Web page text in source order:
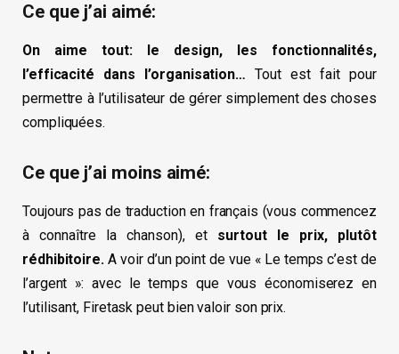
Ce que j’ai aimé:
On aime tout: le design, les fonctionnalités,
l’efficacité dans l’organisation…Tout est fait pour
permettre à l’utilisateur de gérer simplement des choses
compliquées.
Ce que j’ai moins aimé:
Toujours pas de traduction en français (vous commencez
à connaître la chanson), et surtout le prix, plutôt
rédhibitoire.A voir d’un point de vue « Le temps c’est de
l’argent »: avec le temps que vous économiserez en
l’utilisant, Firetask peut bien valoir son prix.